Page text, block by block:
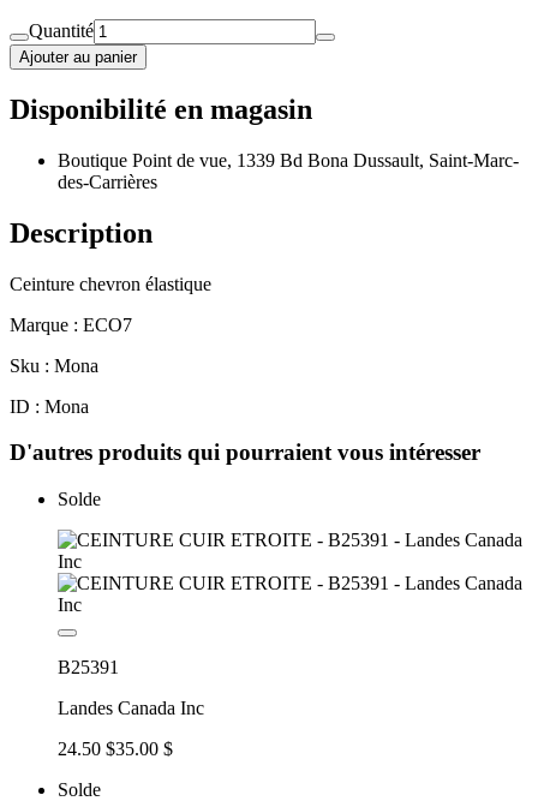
Quantité
Ajouter au panier
Disponibilité en magasin
Boutique Point de vue, 1339 Bd Bona Dussault, Saint-Marc-
des-Carrières
Description
Ceinture chevron élastique
Marque : ECO7
Sku : Mona
ID : Mona
D'autres produits qui pourraient vous intéresser
Solde
B25391
Landes Canada Inc
24.50 $35.00 $
Solde